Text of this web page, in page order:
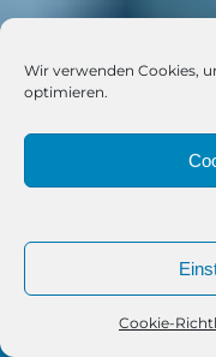
Wir verwenden Cookies,
optimieren.
Cookie-
Telefon